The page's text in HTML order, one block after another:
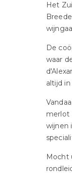
Het
De
waar
altijd
merlot
wijnen
Mocht